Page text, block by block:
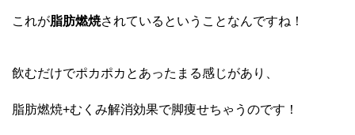
これが脂肪燃焼されているということなんですね！
飲むだけでポカポカとあったまる感じがあり、
脂肪燃焼+むくみ解消効果で脚痩せちゃうのです！